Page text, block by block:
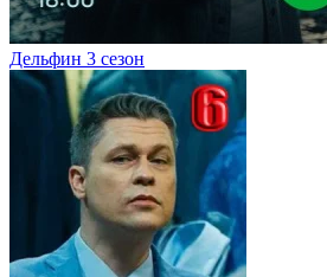
Дельфин 3 сезон